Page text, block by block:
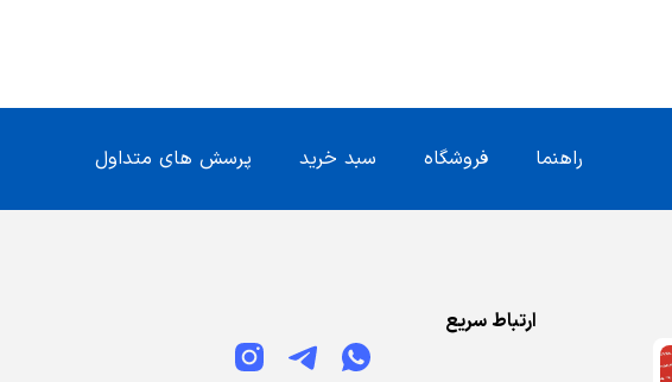
راهنما فروشگاه سبد خرید پرسش های متداول
ارتباط سریع